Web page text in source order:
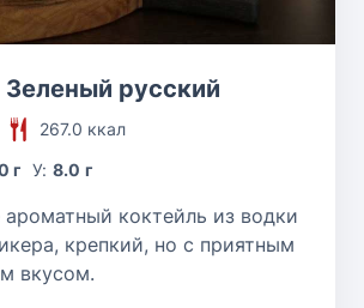
Зеленый русский
267.0 ккал
г У: 8.0 г
коктейль из водки
крепкий, но с приятным
вкусом.